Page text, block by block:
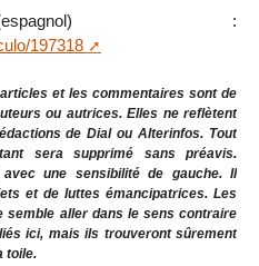
:
197318
et les commentaires sont de
ou autrices. Elles ne reflètent
de Dial ou Alterinfos. Tout
sera supprimé sans préavis.
une sensibilité de gauche. Il
et de luttes émancipatrices. Les
semble aller dans le sens contraire
ici, mais ils trouveront sûrement
toile.